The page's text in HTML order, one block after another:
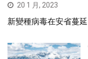
20 1 月, 2023
新變種病毒在安省蔓延